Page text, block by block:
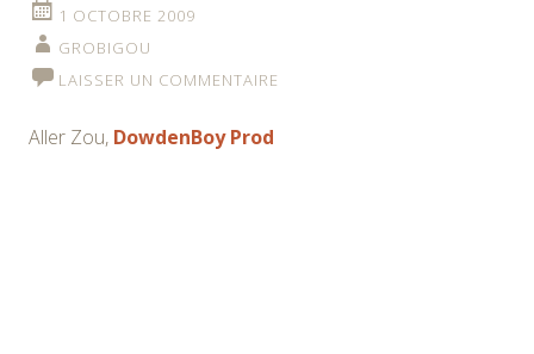
1 OCTOBRE 2009
GROBIGOU
LAISSER UN COMMENTAIRE
Aller Zou, DowdenBoy Prod